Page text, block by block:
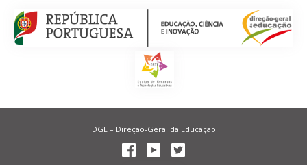
DGE – Direção-Geral da Educação